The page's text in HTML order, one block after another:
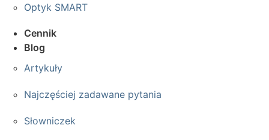
Optyk SMART
Cennik
Blog
Artykuły
Najczęściej zadawane pytania
Słowniczek